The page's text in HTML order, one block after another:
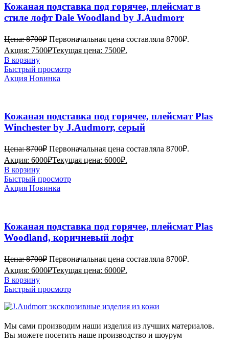
Кожаная подставка под горячее, плейсмат в
стиле лофт Dale Woodland by J.Audmorr
Цена:8700₽ Первоначальная цена составляла 8700₽.
Акция: 7500₽Текущая цена: 7500₽.
В корзину
Быстрый просмотр
Акция Новинка
Кожаная подставка под горячее, плейсмат Plas
Winchester by J.Audmorr, серый
Цена:8700₽ Первоначальная цена составляла 8700₽.
Акция: 6000₽Текущая цена: 6000₽.
В корзину
Быстрый просмотр
Акция Новинка
Кожаная подставка под горячее, плейсмат Plas
Woodland, коричневый лофт
Цена:8700₽ Первоначальная цена составляла 8700₽.
Акция: 6000₽Текущая цена: 6000₽.
В корзину
Быстрый просмотр
Мы сами производим наши изделия из лучших материалов.
Вы можете посетить наше производство и шоурум